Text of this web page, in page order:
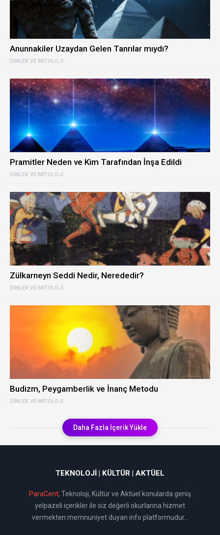
DINLER VE MITOLOJI
Anunnakiler Uzaydan Gelen Tanrılar mıydı?
DINLER VE MITOLOJI
Pramitler Neden ve Kim Tarafından İnşa Edildi
DINLER VE MITOLOJI
Zülkarneyn Seddi Nedir, Nerededir?
DINLER VE MITOLOJI
Budizm, Peygamberlik ve İnanç Metodu
Daha Fazla İçerik Yükle
TEKNOLOJI | KÜLTÜR | AKTÜEL
ParaCent, Teknoloji, Kültür ve Aktüel konularda geniş
yelpazeli içerikler ile siz değerli okurlarına hizmet
vermekten memnuniyet duyan info platformudur...